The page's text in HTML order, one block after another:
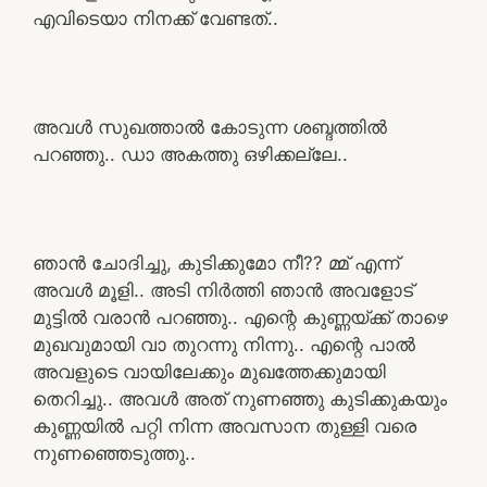
എവിടെയാ നിനക്ക് വേണ്ടത്..
അവൾ സുഖത്താൽ കോടുന്ന ശബ്ദത്തിൽ
പറഞ്ഞു.. ഡാ അകത്തു ഒഴിക്കല്ലേ..
ഞാൻ ചോദിച്ചു, കുടിക്കുമോ നീ?? മ്മ് എന്ന്
അവൾ മൂളി.. അടി നിർത്തി ഞാൻ അവളോട്
മുട്ടിൽ വരാൻ പറഞ്ഞു.. എന്റെ കുണ്ണയ്ക്ക് താഴെ
മുഖവുമായി വാ തുറന്നു നിന്നു.. എന്റെ പാൽ
അവളുടെ വായിലേക്കും മുഖത്തേക്കുമായി
തെറിച്ചു.. അവൾ അത് നുണഞ്ഞു കുടിക്കുകയും
കുണ്ണയിൽ പറ്റി നിന്ന അവസാന തുള്ളി വരെ
നുണഞ്ഞെടുത്തു..